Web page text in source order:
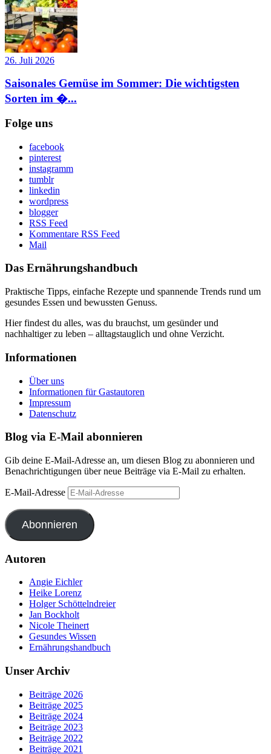
26. Juli 2026
Saisonales Gemüse im Sommer: Die wichtigsten
Sorten im �...
Folge uns
facebook
pinterest
instagramm
tumblr
linkedin
wordpress
blogger
RSS Feed
Kommentare RSS Feed
Mail
Das Ernährungshandbuch
Praktische Tipps, einfache Rezepte und spannende Trends rund um
gesundes Essen und bewussten Genuss.
Hier findest du alles, was du brauchst, um gesünder und
nachhaltiger zu leben – alltagstauglich und ohne Verzicht.
Informationen
Über uns
Informationen für Gastautoren
Impressum
Datenschutz
Blog via E-Mail abonnieren
Gib deine E-Mail-Adresse an, um diesen Blog zu abonnieren und
Benachrichtigungen über neue Beiträge via E-Mail zu erhalten.
E-Mail-Adresse
Abonnieren
Autoren
Angie Eichler
Heike Lorenz
Holger Schöttelndreier
Jan Bockholt
Nicole Theinert
Gesundes Wissen
Ernährungshandbuch
Unser Archiv
Beiträge 2026
Beiträge 2025
Beiträge 2024
Beiträge 2023
Beiträge 2022
Beiträge 2021